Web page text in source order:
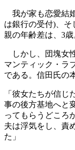
我が家も恋愛結
は銀行の受付)、
親の年齢差は、3歳
しかし、団塊女
マンティック・ラ
である。信田氏の
「彼女たちが信
事の後方基地へと
ってもらうどころ
夫は浮気をし、責
た」